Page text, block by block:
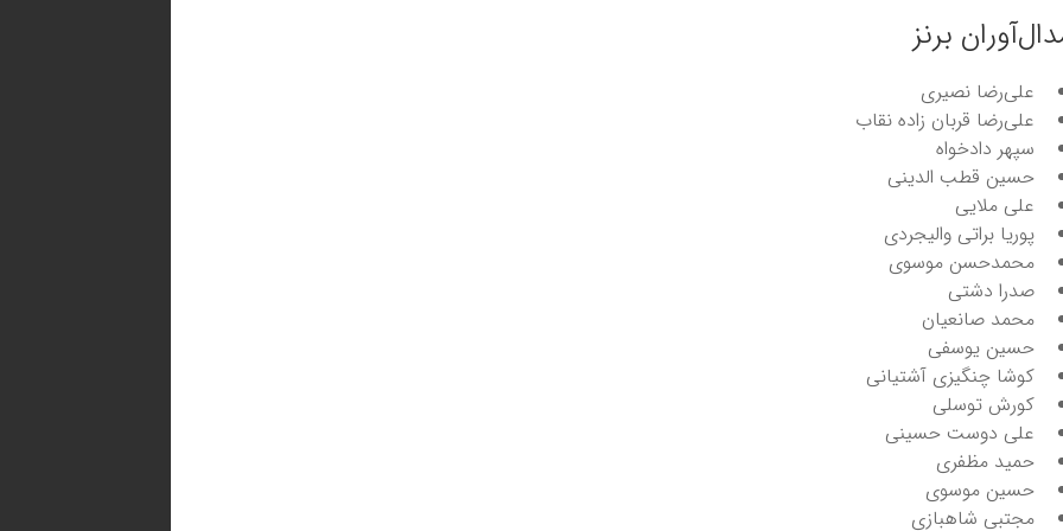
برنز
علی‌رضا نصیری
علی‌رضا قربان زاده نقاب
سپهر دادخواه
حسین قطب الدینی
علی ملایی
پوریا براتی والیجردی
محمدحسن موسوی
صدرا دشتی
محمد صانعیان
حسین یوسفی
کوشا چنگیزی آشتیانی
کورش توسلی
علی دوست حسینی
حمید مظفری
حسین موسوی
مجتبی شاهبازی